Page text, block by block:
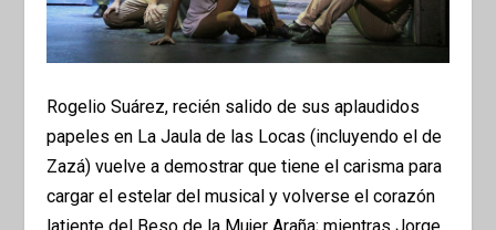
Rogelio Suárez, recién salido de sus aplaudidos
papeles en La Jaula de las Locas (incluyendo el de
Zazá) vuelve a demostrar que tiene el carisma para
cargar el estelar del musical y volverse el corazón